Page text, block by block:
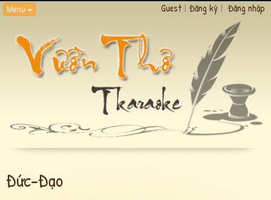
Menu Guest | Đăng ký | Đăng nhập
Đức-Đạo